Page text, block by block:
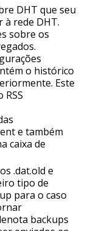
DHT que seu
rede DHT.
sobre os
o histórico
Este
e também
caixa de
.dat.old e
tipo de
para o caso
backups